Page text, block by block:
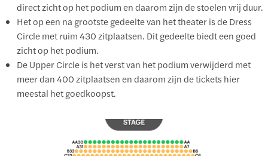
direct zicht op het podium en daarom zijn de stoelen vrij duur.
Het op een na grootste gedeelte van het theater is de Dress
Circle met ruim 430 zitplaatsen. Dit gedeelte biedt een goed
zicht op het podium.
De Upper Circle is het verst van het podium verwijderd met
meer dan 400 zitplaatsen en daarom zijn de tickets hier
meestal het goedkoopst.